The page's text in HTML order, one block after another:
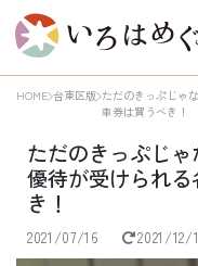
HOME 台東区版 ただのきっぷじゃ
車券は買うべき！
ただのきっぷじ
優待が受けられ
き！
2021/07/16 2021/12/